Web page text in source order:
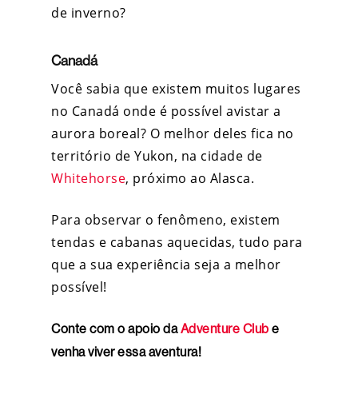
de inverno?
Canadá
Você sabia que existem muitos lugares
no Canadá onde é possível avistar a
aurora boreal? O melhor deles fica no
território de Yukon, na cidade de
Whitehorse, próximo ao Alasca.
Para observar o fenômeno, existem
tendas e cabanas aquecidas, tudo para
que a sua experiência seja a melhor
possível!
Conte com o apoio daAdventure Club e
venha viver essa aventura!